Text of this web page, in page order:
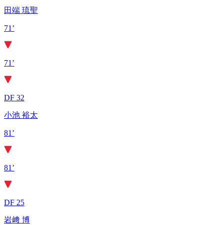
田端 琉聖
71’
71’
DF 32
小池 裕太
81’
81’
DF 25
岩﨑 博